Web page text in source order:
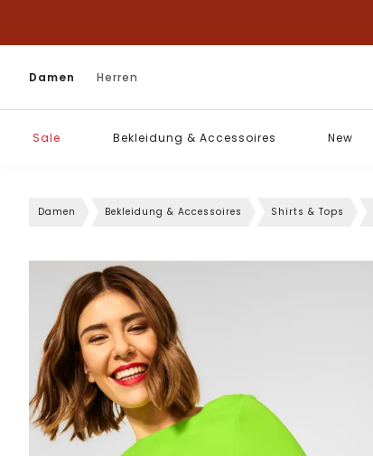
Damen Herren
Sale Bekleidung & Accessoires New
Damen Bekleidung & Accessoires Shirts & Tops